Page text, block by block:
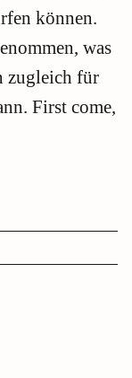
können.
was
zugleich für
First come,